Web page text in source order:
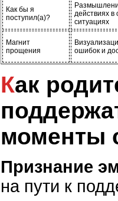
Как бы я
поступил(а)?
действиях
ситуациях
Магнит
прощения
ошибок и
Как родителям
моменты
Признание
на пути к